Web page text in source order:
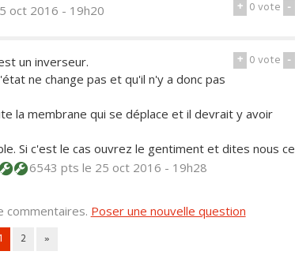
+ 0vote -
oct 2016 - 19h20
+ 0vote -
un inverseur.
ne change pas et qu'il n'y a donc pas
la membrane qui se déplace et il devrait y avoir
Si c'est le cas ouvrez le gentiment et dites nous ce
6543 pts le 25 oct 2016 - 19h28
commentaires. Poser une nouvelle question
2 »